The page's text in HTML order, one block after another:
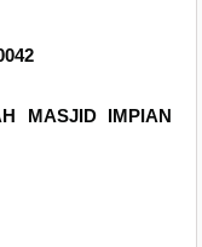
MASJID IMPIAN